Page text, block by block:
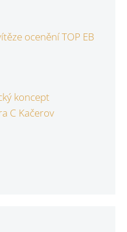
ocenění TOP EB
koncept
C Kačerov